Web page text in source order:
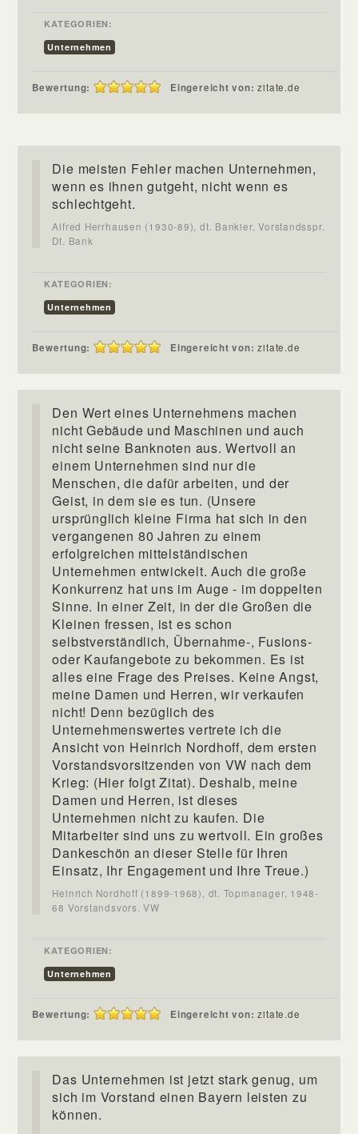
KATEGORIEN:
Unternehmen
Bewertung: Eingereicht von:zitate.de
Die meisten Fehler machen Unternehmen,
wenn es ihnen gutgeht, nicht wenn es
schlechtgeht.
Alfred Herrhausen (1930-89), dt. Bankier, Vorstandsspr.
Dt. Bank
KATEGORIEN:
Unternehmen
Bewertung: Eingereicht von:zitate.de
Den Wert eines Unternehmens machen
nicht Gebäude und Maschinen und auch
nicht seine Banknoten aus. Wertvoll an
einem Unternehmen sind nur die
Menschen, die dafür arbeiten, und der
Geist, in dem sie es tun. (Unsere
ursprünglich kleine Firma hat sich in den
vergangenen 80 Jahren zu einem
erfolgreichen mittelständischen
Unternehmen entwickelt. Auch die große
Konkurrenz hat uns im Auge - im doppelten
Sinne. In einer Zeit, in der die Großen die
Kleinen fressen, ist es schon
selbstverständlich, Übernahme-, Fusions-
oder Kaufangebote zu bekommen. Es ist
alles eine Frage des Preises. Keine Angst,
meine Damen und Herren, wir verkaufen
nicht! Denn bezüglich des
Unternehmenswertes vertrete ich die
Ansicht von Heinrich Nordhoff, dem ersten
Vorstandsvorsitzenden von VW nach dem
Krieg: (Hier folgt Zitat). Deshalb, meine
Damen und Herren, ist dieses
Unternehmen nicht zu kaufen. Die
Mitarbeiter sind uns zu wertvoll. Ein großes
Dankeschön an dieser Stelle für Ihren
Einsatz, Ihr Engagement und Ihre Treue.)
Heinrich Nordhoff (1899-1968), dt. Topmanager, 1948-
68 Vorstandsvors. VW
KATEGORIEN:
Unternehmen
Bewertung: Eingereicht von:zitate.de
Das Unternehmen ist jetzt stark genug, um
sich im Vorstand einen Bayern leisten zu
können.